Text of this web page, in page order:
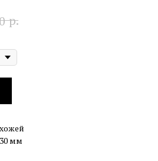
р.
мм